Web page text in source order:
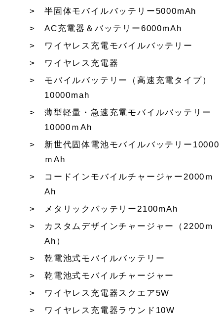
半固体モバイルバッテリー5000mAh
AC充電器＆バッテリー6000mAh
ワイヤレス充電モバイルバッテリー
ワイヤレス充電器
モバイルバッテリー（高速充電タイプ）
10000mah
薄型軽量・急速充電モバイルバッテリー
10000ｍAh
新世代固体電池モバイルバッテリー10000
ｍAh
コードインモバイルチャージャー2000ｍ
Ah
メタリックバッテリー2100mAh
カスタムデザインチャージャー（2200ｍ
Ah）
乾電池式モバイルバッテリー
乾電池式モバイルチャージャー
ワイヤレス充電器スクエア5W
ワイヤレス充電器ラウンド10W